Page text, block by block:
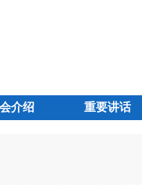
介绍 重要讲话